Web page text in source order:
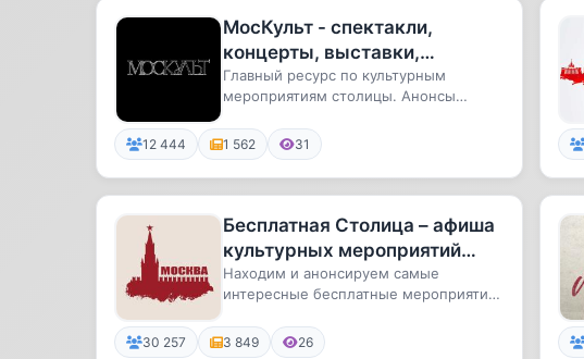
МосКульт - спектакли,
концерты, выставки,
культурные мероприятия
Москвы
Главный ресурс по культурным
мероприятиям столицы. Анонсы
выставок,...
12 444 1 562 31
Бесплатная Столица – афиша
культурных мероприятий
Москвы и области
Находим и анонсируем самые
интересные бесплатные мероприятия
провес...
30 257 3 849 26